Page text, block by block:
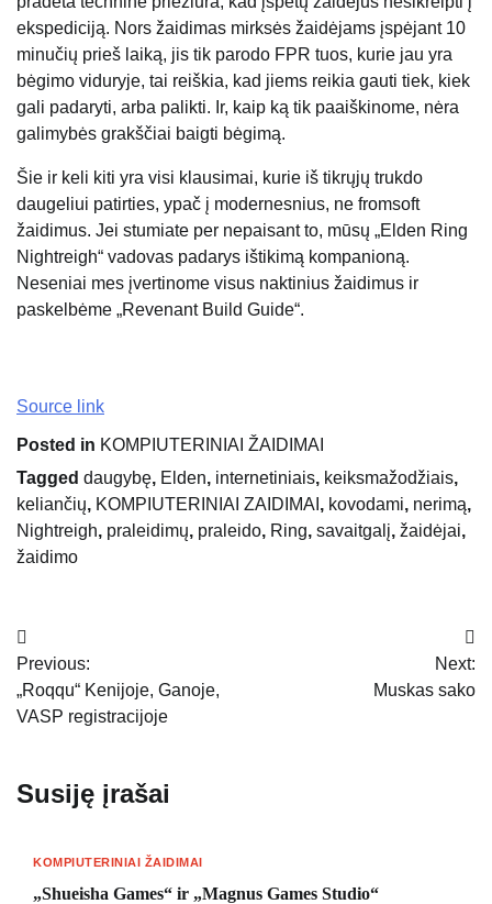
ekspediciją. Nors žaidimas mirksės žaidėjams įspėjant 10
minučių prieš laiką, jis tik parodo FPR tuos, kurie jau yra
bėgimo viduryje, tai reiškia, kad jiems reikia gauti tiek, kiek
gali padaryti, arba palikti. Ir, kaip ką tik paaiškinome, nėra
galimybės grakščiai baigti bėgimą.
Šie ir keli kiti yra visi klausimai, kurie iš tikrųjų trukdo
daugeliui patirties, ypač į modernesnius, ne fromsoft
žaidimus. Jei stumiate per nepaisant to, mūsų „Elden Ring
Nightreigh“ vadovas padarys ištikimą kompanioną.
Neseniai mes įvertinome visus naktinius žaidimus ir
paskelbėme „Revenant Build Guide“.
Source link
Posted in KOMPIUTERINIAI ŽAIDIMAI
Tagged daugybę, Elden, internetiniais, keiksmažodžiais,
keliančių, KOMPIUTERINIAI ZAIDIMAI, kovodami, nerimą,
Nightreigh, praleidimų, praleido, Ring, savaitgalį, žaidėjai,
žaidimo
Navigacija
tarp
įrašų
Previous:
„Roqqu“ Kenijoje, Ganoje,
VASP registracijoje
Next:
Muskas sako
Susiję įrašai
KOMPIUTERINIAI ŽAIDIMAI
„Shueisha Games“ ir „Magnus Games Studio“